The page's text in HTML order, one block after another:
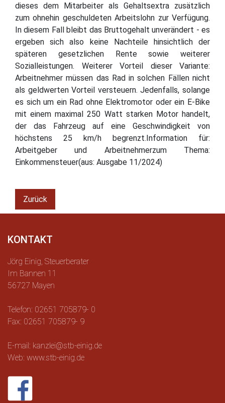
dieses dem Mitarbeiter als Gehaltsextra zusätzlich
zum ohnehin geschuldeten Arbeitslohn zur Verfügung.
In diesem Fall bleibt das Bruttogehalt unverändert - es
ergeben sich also keine Nachteile hinsichtlich der
späteren gesetzlichen Rente sowie weiterer
Sozialleistungen. Weiterer Vorteil dieser Variante:
Arbeitnehmer müssen das Rad in solchen Fällen nicht
als geldwerten Vorteil versteuern. Jedenfalls, solange
es sich um ein Rad ohne Elektromotor oder ein E-Bike
mit einem maximal 250 Watt starken Motor handelt,
der das Fahrzeug auf eine Geschwindigkeit von
höchstens 25 km/h begrenzt.Information für:
Arbeitgeber und Arbeitnehmerzum Thema:
Einkommensteuer(aus: Ausgabe 11/2024)
Zurück
KONTAKT
Jörg Einig, Steuerberater
Im Bannen 11
56727 Mayen
Telefon: 02651 705879- 0
Fax: 02651 705879- 9
E-mail: kanzlei@stb-einig.de
Web: www.stb-einig.de